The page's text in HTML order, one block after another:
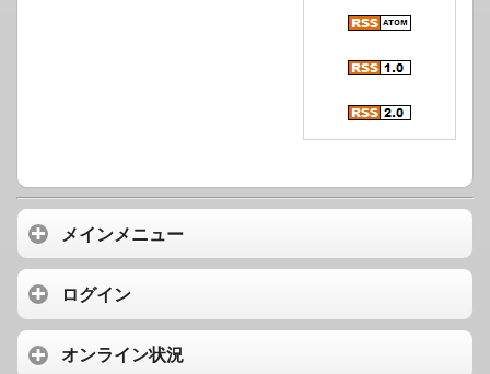
メインメニュー
ログイン
オンライン状況